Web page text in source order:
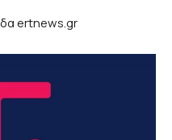
ertnews.gr